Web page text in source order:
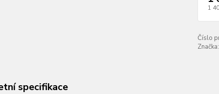
1
Číslo
Značka:
specifikace